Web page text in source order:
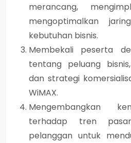
merancang,
mengoptimalkan
kebutuhan bisnis.
Membekali peserta
tentang peluang
dan strategi
WiMAX.
Mengembangkan
terhadap tren
pelanggan untuk